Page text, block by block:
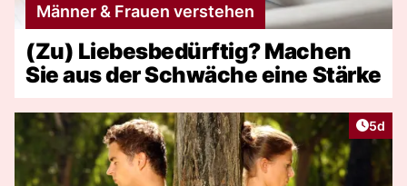
Männer & Frauen verstehen
(Zu) Liebesbedürftig? Machen
Sie aus der Schwäche eine Stärke
5d